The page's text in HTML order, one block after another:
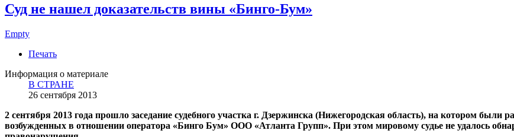
Суд не нашел доказательств вины «Бинго-Бум»
Empty
Печать
Информация о материале
В СТРАНЕ
26 сентября 2013
2 сентября 2013 года прошло заседание судебного участка г. Дзержинска (Нижегородская область), на котором
возбужденных в отношении оператора «Бинго Бум» ООО «Атланта Групп». При этом мировому судье не удалось